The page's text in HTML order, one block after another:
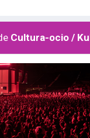
Cultura-ocio /